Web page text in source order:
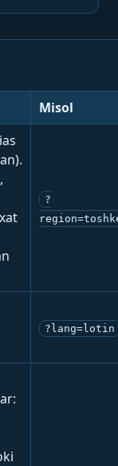
Misol
,
?
?lang=lotin